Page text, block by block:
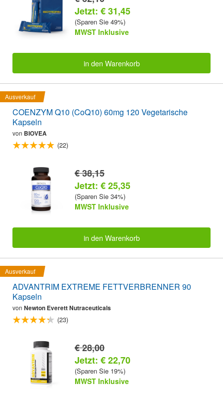
Jetzt: € 31,45
(Sparen Sie 49%)
MWST Inklusive
in den Warenkorb
Ausverkauf
COENZYM Q10 (CoQ10) 60mg 120 Vegetarische
Kapseln
von BIOVEA
(22)
€ 38,15
Jetzt: € 25,35
(Sparen Sie 34%)
MWST Inklusive
in den Warenkorb
Ausverkauf
ADVANTRIM EXTREME FETTVERBRENNER 90
Kapseln
von Newton Everett Nutraceuticals
(23)
€ 28,00
Jetzt: € 22,70
(Sparen Sie 19%)
MWST Inklusive